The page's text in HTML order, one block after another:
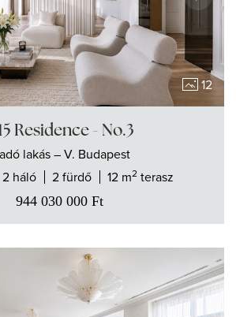
12
Residence - No.3
lakás – V. Budapest
2 háló 2 fürdő 12 m2terasz
944 030 000 Ft